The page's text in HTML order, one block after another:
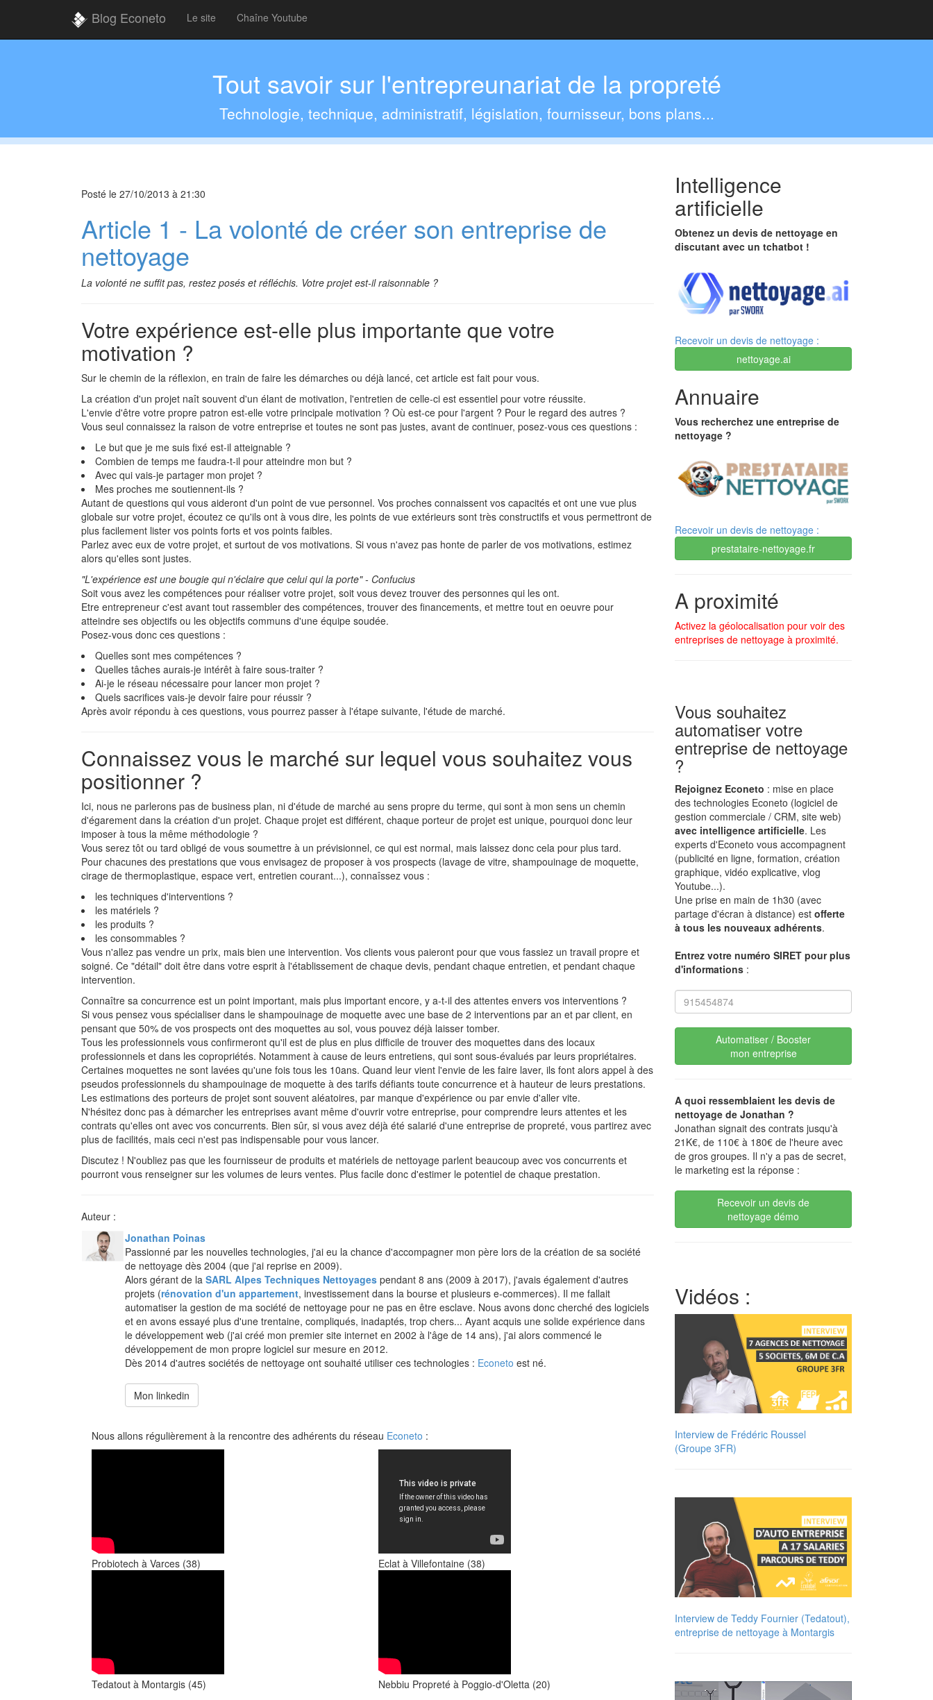
Blog Econeto Le site Chaîne Youtube
Tout savoir sur l'entrepreunariat de la propreté
Technologie, technique, administratif, législation, fournisseur, bons plans...
Posté le 27/10/2013 à 21:30
Article 1 - La volonté de créer son entreprise de
nettoyage
La volonté ne suffit pas, restez posés et réfléchis. Votre projet est-il raisonnable ?
Votre expérience est-elle plus importante que votre
motivation ?
Sur le chemin de la réflexion, en train de faire les démarches ou déjà lancé, cet article est fait pour vous.
La création d'un projet naît souvent d'un élant de motivation, l'entretien de celle-ci est essentiel pour votre réussite.
L'envie d'être votre propre patron est-elle votre principale motivation ? Où est-ce pour l'argent ? Pour le regard des autres ?
Vous seul connaissez la raison de votre entreprise et toutes ne sont pas justes, avant de continuer, posez-vous ces questions :
Le but que je me suis fixé est-il atteignable ?
Combien de temps me faudra-t-il pour atteindre mon but ?
Avec qui vais-je partager mon projet ?
Mes proches me soutiennent-ils ?
Autant de questions qui vous aideront d'un point de vue personnel. Vos proches connaissent vos capacités et ont une vue plus
globale sur votre projet, écoutez ce qu'ils ont à vous dire, les points de vue extérieurs sont très constructifs et vous permettront de
plus facilement lister vos points forts et vos points faibles.
Parlez avec eux de votre projet, et surtout de vos motivations. Si vous n'avez pas honte de parler de vos motivations, estimez
alors qu'elles sont justes.
"L'expérience est une bougie qui n'éclaire que celui qui la porte" - Confucius
Soit vous avez les compétences pour réaliser votre projet, soit vous devez trouver des personnes qui les ont.
Etre entrepreneur c'est avant tout rassembler des compétences, trouver des financements, et mettre tout en oeuvre pour
atteindre ses objectifs ou les objectifs communs d'une équipe soudée.
Posez-vous donc ces questions :
Quelles sont mes compétences ?
Quelles tâches aurais-je intérêt à faire sous-traiter ?
Ai-je le réseau nécessaire pour lancer mon projet ?
Quels sacrifices vais-je devoir faire pour réussir ?
Après avoir répondu à ces questions, vous pourrez passer à l'étape suivante, l'étude de marché.
Connaissez vous le marché sur lequel vous souhaitez vous
positionner ?
Ici, nous ne parlerons pas de business plan, ni d'étude de marché au sens propre du terme, qui sont à mon sens un chemin
d'égarement dans la création d'un projet. Chaque projet est différent, chaque porteur de projet est unique, pourquoi donc leur
imposer à tous la même méthodologie ?
Vous serez tôt ou tard obligé de vous soumettre à un prévisionnel, ce qui est normal, mais laissez donc cela pour plus tard.
Pour chacunes des prestations que vous envisagez de proposer à vos prospects (lavage de vitre, shampouinage de moquette,
cirage de thermoplastique, espace vert, entretien courant...), connaîssez vous :
les techniques d'interventions ?
les matériels ?
les produits ?
les consommables ?
Vous n'allez pas vendre un prix, mais bien une intervention. Vos clients vous paieront pour que vous fassiez un travail propre et
soigné. Ce "détail" doit être dans votre esprit à l'établissement de chaque devis, pendant chaque entretien, et pendant chaque
intervention.
Connaître sa concurrence est un point important, mais plus important encore, y a-t-il des attentes envers vos interventions ?
Si vous pensez vous spécialiser dans le shampouinage de moquette avec une base de 2 interventions par an et par client, en
pensant que 50% de vos prospects ont des moquettes au sol, vous pouvez déjà laisser tomber.
Tous les professionnels vous confirmeront qu'il est de plus en plus difficile de trouver des moquettes dans des locaux
professionnels et dans les copropriétés. Notamment à cause de leurs entretiens, qui sont sous-évalués par leurs propriétaires.
Certaines moquettes ne sont lavées qu'une fois tous les 10ans. Quand leur vient l'envie de les faire laver, ils font alors appel à des
pseudos professionnels du shampouinage de moquette à des tarifs défiants toute concurrence et à hauteur de leurs prestations.
Les estimations des porteurs de projet sont souvent aléatoires, par manque d'expérience ou par envie d'aller vite.
N'hésitez donc pas à démarcher les entreprises avant même d'ouvrir votre entreprise, pour comprendre leurs attentes et les
contrats qu'elles ont avec vos concurrents. Bien sûr, si vous avez déjà été salarié d'une entreprise de propreté, vous partirez avec
plus de facilités, mais ceci n'est pas indispensable pour vous lancer.
Discutez ! N'oubliez pas que les fournisseur de produits et matériels de nettoyage parlent beaucoup avec vos concurrents et
pourront vous renseigner sur les volumes de leurs ventes. Plus facile donc d'estimer le potentiel de chaque prestation.
Auteur :
Jonathan Poinas
Passionné par les nouvelles technologies, j'ai eu la chance d'accompagner mon père lors de la création de sa société
de nettoyage dès 2004 (que j'ai reprise en 2009).
Alors gérant de la SARL Alpes Techniques Nettoyages pendant 8 ans (2009 à 2017), j'avais également d'autres
projets (rénovation d'un appartement, investissement dans la bourse et plusieurs e-commerces). Il me fallait
automatiser la gestion de ma société de nettoyage pour ne pas en être esclave. Nous avons donc cherché des logiciels
et en avons essayé plus d'une trentaine, compliqués, inadaptés, trop chers... Ayant acquis une solide expérience dans
le développement web (j'ai créé mon premier site internet en 2002 à l'âge de 14 ans), j'ai alors commencé le
développement de mon propre logiciel sur mesure en 2012.
Dès 2014 d'autres sociétés de nettoyage ont souhaité utiliser ces technologies : Econeto est né.
Mon linkedin
Nous allons régulièrement à la rencontre des adhérents du réseau Econeto :
Probiotech à Varces (38) Eclat à Villefontaine (38)
Tedatout à Montargis (45) Nebbiu Propreté à Poggio-d'Oletta (20)
Intelligence
artificielle
Obtenez un devis de nettoyage en
discutant avec un tchatbot !
Recevoir un devis de nettoyage :
nettoyage.ai
Annuaire
Vous recherchez une entreprise de
nettoyage ?
Recevoir un devis de nettoyage :
prestataire-nettoyage.fr
A proximité
Activez la géolocalisation pour voir des
entreprises de nettoyage à proximité.
Vous souhaitez
automatiser votre
entreprise de nettoyage
?
Rejoignez Econeto : mise en place
des technologies Econeto (logiciel de
gestion commerciale / CRM, site web)
avec intelligence artificielle. Les
experts d'Econeto vous accompagnent
(publicité en ligne, formation, création
graphique, vidéo explicative, vlog
Youtube...).
Une prise en main de 1h30 (avec
partage d'écran à distance) est offerte
à tous les nouveaux adhérents.
Entrez votre numéro SIRET pour plus
d'informations :
Automatiser / Booster
mon entreprise
A quoi ressemblaient les devis de
nettoyage de Jonathan ?
Jonathan signait des contrats jusqu'à
21K€, de 110€ à 180€ de l'heure avec
de gros groupes. Il n'y a pas de secret,
le marketing est la réponse :
Recevoir un devis de
nettoyage démo
Vidéos :
Interview de Frédéric Roussel
(Groupe 3FR)
Interview de Teddy Fournier (Tedatout),
entreprise de nettoyage à Montargis